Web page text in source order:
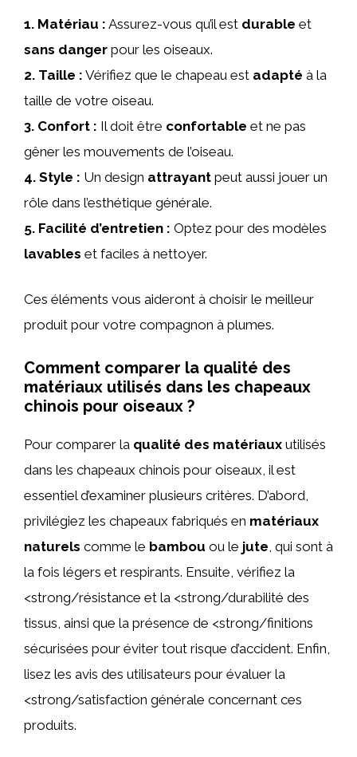
1. Matériau : Assurez-vous qu’il est durable et
sans danger pour les oiseaux.
2. Taille : Vérifiez que le chapeau est adapté à la
taille de votre oiseau.
3. Confort : Il doit être confortable et ne pas
gêner les mouvements de l’oiseau.
4. Style : Un design attrayant peut aussi jouer un
rôle dans l’esthétique générale.
5. Facilité d’entretien : Optez pour des modèles
lavables et faciles à nettoyer.
Ces éléments vous aideront à choisir le meilleur
produit pour votre compagnon à plumes.
Comment comparer la qualité des
matériaux utilisés dans les chapeaux
chinois pour oiseaux ?
Pour comparer la qualité des matériaux utilisés
dans les chapeaux chinois pour oiseaux, il est
essentiel d’examiner plusieurs critères. D’abord,
privilégiez les chapeaux fabriqués en matériaux
naturels comme le bambou ou le jute , qui sont à
la fois légers et respirants. Ensuite, vérifiez la
<strong/résistance et la <strong/durabilité des
tissus, ainsi que la présence de <strong/finitions
sécurisées pour éviter tout risque d’accident. Enfin,
lisez les avis des utilisateurs pour évaluer la
<strong/satisfaction générale concernant ces
produits.